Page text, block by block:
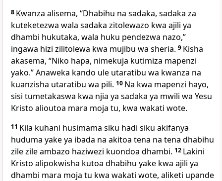
8 Kwanza alisema, “Dhabihu na sadaka, sadaka za
kuteketezwa wala sadaka zitolewazo kwa ajili ya
dhambi hukutaka, wala huku pendezwa nazo,”
ingawa hizi zilitolewa kwa mujibu wa sheria. 9 Kisha
akasema, “Niko hapa, nimekuja kutimiza mapenzi
yako.” Anaweka kando ule utaratibu wa kwanza na
kuanzisha utaratibu wa pili. 10 Na kwa mapenzi hayo,
sisi tumetakaswa kwa njia ya sadaka ya mwili wa Yesu
Kristo alioutoa mara moja tu, kwa wakati wote.
11 Kila kuhani husimama siku hadi siku akifanya
huduma yake ya ibada na akitoa tena na tena dhabihu
zile zile ambazo haziwezi kuondoa dhambi. 12 Lakini
Kristo alipokwisha kutoa dhabihu yake kwa ajili ya
dhambi mara moja tu kwa wakati wote, aliketi upande